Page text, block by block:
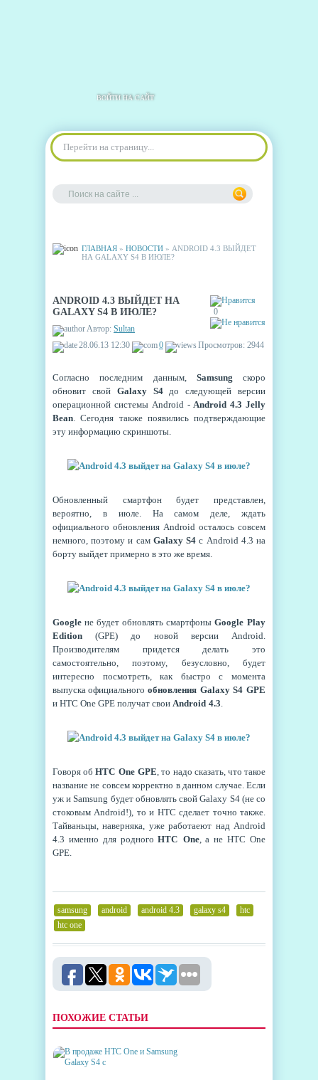
ВОЙТИ НА САЙТ
Перейти на страницу...
ГЛАВНАЯ » НОВОСТИ » ANDROID 4.3 ВЫЙДЕТ
НА GALAXY S4 В ИЮЛЕ?
0
ANDROID 4.3 ВЫЙДЕТ НА
GALAXY S4 В ИЮЛЕ?
Автор: Sultan
28.06.13 12:30
0 Просмотров: 2944
Согласно последним данным, Samsung скоро
обновит свой Galaxy S4до следующей версии
операционной системы Android -Android 4.3 Jelly
Bean. Сегодня также появились подтверждающие
эту информацию скриншоты.
Обновленный смартфон будет представлен,
вероятно, в июле. На самом деле, ждать
официального обновления Android осталось совсем
немного, поэтому и сам Galaxy S4 с Android 4.3 на
борту выйдет примерно в это же время.
Google не будет обновлять смартфоны Google Play
Edition (GPE) до новой версии Android.
Производителям придется делать это
самостоятельно, поэтому, безусловно, будет
интересно посмотреть, как быстро с момента
выпуска официального обновления Galaxy S4 GPE
и HTC One GPE получат свои Android 4.3.
Говоря обHTC One GPE, то надо сказать, что такое
название не совсем корректно в данном случае. Если
уж и Samsung будет обновлять свой Galaxy S4 (не со
стоковым Android!), то и HTC сделает точно также.
Тайваньцы, наверняка, уже работаеют над Android
4.3 именно для родногоHTC One, а не HTC One
GPE.
samsung android android 4.3 galaxy s4 htc
htc one
ПОХОЖИЕ СТАТЬИ